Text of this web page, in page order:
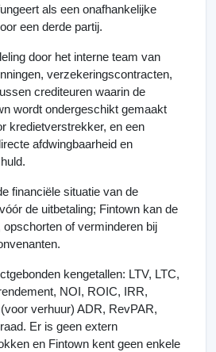
als een onafhankelijke
een derde partij.
door het interne team van
verzekeringscontracten,
crediteuren waarin de
wordt ondergeschikt gemaakt
kredietverstrekker, en een
afdwingbaarheid en
financiële situatie van de
de uitbetaling; Fintown kan de
opschorten of verminderen bij
kengetallen: LTV, LTC,
NOI, ROIC, IRR,
verhuur) ADR, RevPAR,
Er is geen extern
en Fintown kent geen enkele